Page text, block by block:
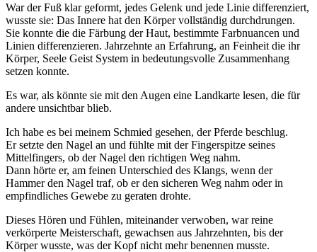
War der Fuß klar geformt, jedes Gelenk und jede Linie differenziert,
wusste sie: Das Innere hat den Körper vollständig durchdrungen.
Sie konnte die die Färbung der Haut, bestimmte Farbnuancen und
Linien differenzieren. Jahrzehnte an Erfahrung, an Feinheit die ihr
Körper, Seele Geist System in bedeutungsvolle Zusammenhang
setzen konnte.
Es war, als könnte sie mit den Augen eine Landkarte lesen, die für
andere unsichtbar blieb.
Ich habe es bei meinem Schmied gesehen, der Pferde beschlug.
Er setzte den Nagel an und fühlte mit der Fingerspitze seines
Mittelfingers, ob der Nagel den richtigen Weg nahm.
Dann hörte er, am feinen Unterschied des Klangs, wenn der
Hammer den Nagel traf, ob er den sicheren Weg nahm oder in
empfindliches Gewebe zu geraten drohte.
Dieses Hören und Fühlen, miteinander verwoben, war reine
verkörperte Meisterschaft, gewachsen aus Jahrzehnten, bis der
Körper wusste, was der Kopf nicht mehr benennen musste.